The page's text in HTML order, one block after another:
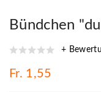
Bündchen
+
Fr. 1,55